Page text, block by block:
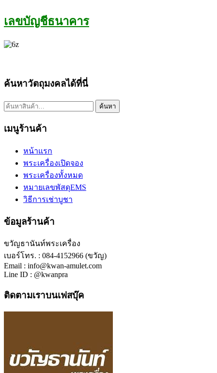
เลขบัญชีธนาคาร
ค้นหาวัตถุมงคลได้ที่นี่
ค้นหา: ค้นหา
เมนูร้านค้า
หน้าแรก
พระเครื่องเปิดจอง
พระเครื่องทั้งหมด
หมายเลขพัสดุEMS
วิธีการเช่าบูชา
ข้อมูลร้านค้า
ขวัญธานันท์พระเครื่อง
เบอร์โทร. : 084-4152966 (ขวัญ)
Email : info@kwan-amulet.com
Line ID : @kwanpra
ติดตามเราบนเฟสบุ๊ค